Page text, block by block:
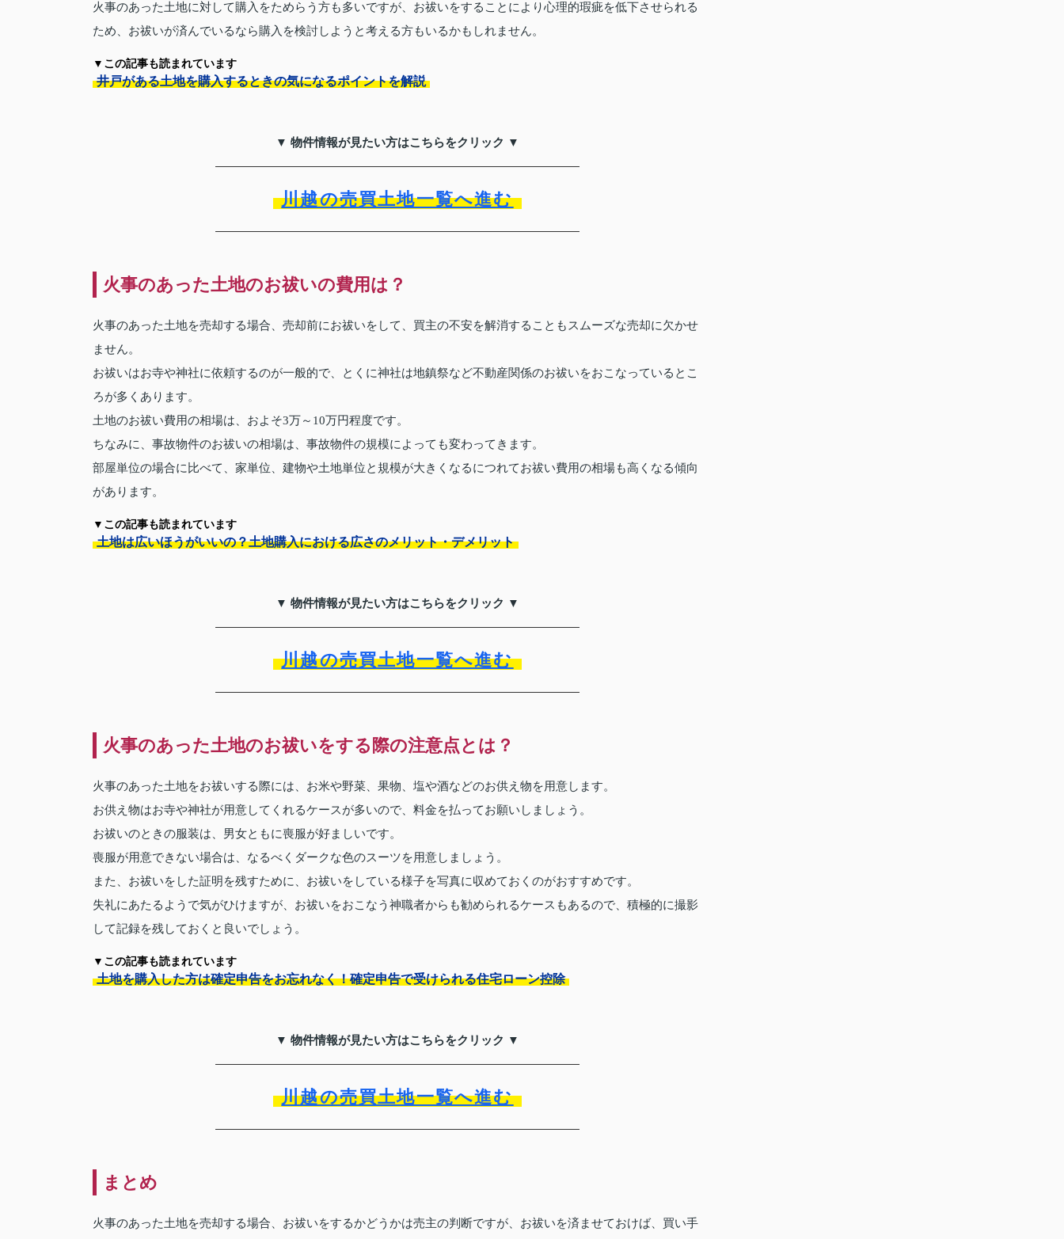
火事のあった土地に対して購入をためらう方も多いですが、お祓いをすることにより心理的瑕疵を低下させられる
ため、お祓いが済んでいるなら購入を検討しようと考える方もいるかもしれません。
▼この記事も読まれています
井戸がある土地を購入するときの気になるポイントを解説
▼ 物件情報が見たい方はこちらをクリック ▼
川越の売買土地一覧へ進む
火事のあった土地のお祓いの費用は？
火事のあった土地を売却する場合、売却前にお祓いをして、買主の不安を解消することもスムーズな売却に欠かせ
ません。
お祓いはお寺や神社に依頼するのが一般的で、とくに神社は地鎮祭など不動産関係のお祓いをおこなっているとこ
ろが多くあります。
土地のお祓い費用の相場は、およそ3万～10万円程度です。
ちなみに、事故物件のお祓いの相場は、事故物件の規模によっても変わってきます。
部屋単位の場合に比べて、家単位、建物や土地単位と規模が大きくなるにつれてお祓い費用の相場も高くなる傾向
があります。
▼この記事も読まれています
土地は広いほうがいいの？土地購入における広さのメリット・デメリット
▼ 物件情報が見たい方はこちらをクリック ▼
川越の売買土地一覧へ進む
火事のあった土地のお祓いをする際の注意点とは？
火事のあった土地をお祓いする際には、お米や野菜、果物、塩や酒などのお供え物を用意します。
お供え物はお寺や神社が用意してくれるケースが多いので、料金を払ってお願いしましょう。
お祓いのときの服装は、男女ともに喪服が好ましいです。
喪服が用意できない場合は、なるべくダークな色のスーツを用意しましょう。
また、お祓いをした証明を残すために、お祓いをしている様子を写真に収めておくのがおすすめです。
失礼にあたるようで気がひけますが、お祓いをおこなう神職者からも勧められるケースもあるので、積極的に撮影
して記録を残しておくと良いでしょう。
▼この記事も読まれています
土地を購入した方は確定申告をお忘れなく！確定申告で受けられる住宅ローン控除
▼ 物件情報が見たい方はこちらをクリック ▼
川越の売買土地一覧へ進む
まとめ
火事のあった土地を売却する場合、お祓いをするかどうかは売主の判断ですが、お祓いを済ませておけば、買い手